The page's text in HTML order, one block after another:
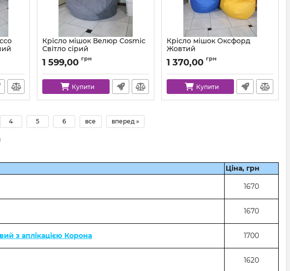
Крісло мішок Велюр Cosmic
Світло сірий
Артикул: km-cosmic-93-l
1 599,00 грн
Купити
Крісло мішок Оксфорд
Жовтий
Артикул: km-ox-111-l
1 370,00 грн
Купити
4 5 6 все вперед »
Ціна, грн
1670
1670
з аплікацією Корона 1700
1620